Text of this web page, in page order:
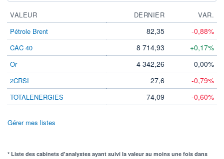
VALEUR DERNIER
VAR.
Pétrole Brent
82,35 -0,88%
CAC 40 8 714,93 +0,17%
Or 4 342,26 0,00%
2CRSI 27,6 -0,79%
TOTALENERGIES 74,09 -0,60%
Gérer mes listes
* Liste des cabinets d'analystes ayant suivi la valeur au moins une fois dans